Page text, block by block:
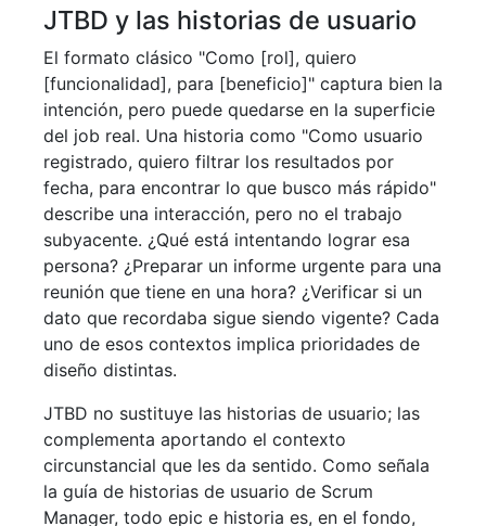
JTBD y las historias de usuario
El formato clásico "Como [rol], quiero
[funcionalidad], para [beneficio]" captura bien la
intención, pero puede quedarse en la superficie
del job real. Una historia como "Como usuario
registrado, quiero filtrar los resultados por
fecha, para encontrar lo que busco más rápido"
describe una interacción, pero no el trabajo
subyacente. ¿Qué está intentando lograr esa
persona? ¿Preparar un informe urgente para una
reunión que tiene en una hora? ¿Verificar si un
dato que recordaba sigue siendo vigente? Cada
uno de esos contextos implica prioridades de
diseño distintas.
JTBD no sustituye las historias de usuario; las
complementa aportando el contexto
circunstancial que les da sentido. Como señala
la guía de historias de usuario de Scrum
Manager, todo epic e historia es, en el fondo,